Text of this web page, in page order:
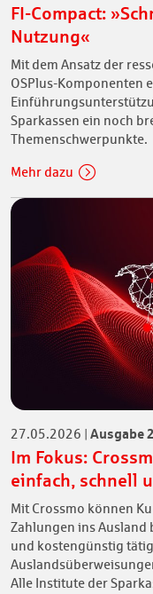
FI-Compact:
Nutzung«
Mit dem Ansatz der
OSPlus-Komponenten
Sparkassen ein noch
Themenschwerpunkte.
Mehr dazu
27.05.2026 | Ausgabe
Im Fokus:
einfach, schnell
Mit Crossmo können
Zahlungen ins Ausland
und kostengünstig
Alle Institute der